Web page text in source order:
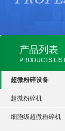
产品列表
PRODUCTS
超微粉碎设备
超微粉碎机
细胞级超微粉碎机